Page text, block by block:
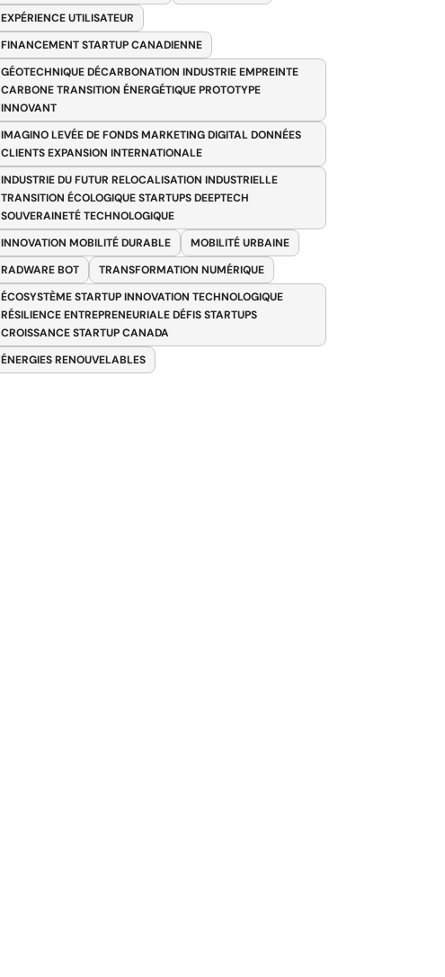
EXPÉRIENCE UTILISATEUR
FINANCEMENT STARTUP CANADIENNE
GÉOTECHNIQUE DÉCARBONATION INDUSTRIE EMPREINTE
CARBONE TRANSITION ÉNERGÉTIQUE PROTOTYPE
INNOVANT
IMAGINO LEVÉE DE FONDS MARKETING DIGITAL DONNÉES
CLIENTS EXPANSION INTERNATIONALE
INDUSTRIE DU FUTUR RELOCALISATION INDUSTRIELLE
TRANSITION ÉCOLOGIQUE STARTUPS DEEPTECH
SOUVERAINETÉ TECHNOLOGIQUE
INNOVATION MOBILITÉ DURABLE
MOBILITÉ URBAINE
RADWARE BOT
TRANSFORMATION NUMÉRIQUE
ÉCOSYSTÈME STARTUP INNOVATION TECHNOLOGIQUE
RÉSILIENCE ENTREPRENEURIALE DÉFIS STARTUPS
CROISSANCE STARTUP CANADA
ÉNERGIES RENOUVELABLES